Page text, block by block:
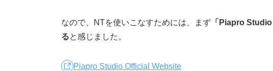
なので、NTを使いこなすためには、まず 「Piapro
ると感じました。
Piapro Studio Official Website